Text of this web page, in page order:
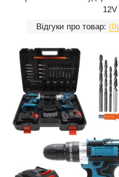
12V
Відгуки про товар: (0)